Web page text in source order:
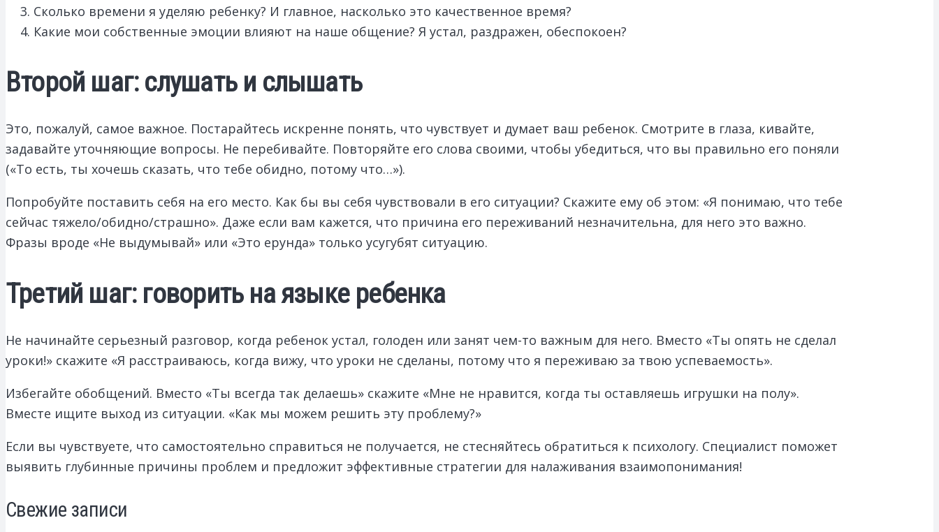
Сколько времени я уделяю ребенку? И главное, насколько это качественное время?
Какие мои собственные эмоции влияют на наше общение? Я устал, раздражен, обеспокоен?
Второй шаг: слушать и слышать
Это, пожалуй, самое важное. Постарайтесь искренне понять, что чувствует и думает ваш ребенок. Смотрите в глаза, кивайте,
задавайте уточняющие вопросы. Не перебивайте. Повторяйте его слова своими, чтобы убедиться, что вы правильно его поняли
(«То есть, ты хочешь сказать, что тебе обидно, потому что…»).
Попробуйте поставить себя на его место. Как бы вы себя чувствовали в его ситуации? Скажите ему об этом: «Я понимаю, что тебе
сейчас тяжело/обидно/страшно». Даже если вам кажется, что причина его переживаний незначительна, для него это важно.
Фразы вроде «Не выдумывай» или «Это ерунда» только усугубят ситуацию.
Третий шаг: говорить на языке ребенка
Не начинайте серьезный разговор, когда ребенок устал, голоден или занят чем-то важным для него. Вместо «Ты опять не сделал
уроки!» скажите «Я расстраиваюсь, когда вижу, что уроки не сделаны, потому что я переживаю за твою успеваемость».
Избегайте обобщений. Вместо «Ты всегда так делаешь» скажите «Мне не нравится, когда ты оставляешь игрушки на полу».
Вместе ищите выход из ситуации. «Как мы можем решить эту проблему?»
Если вы чувствуете, что самостоятельно справиться не получается, не стесняйтесь обратиться к психологу. Специалист поможет
выявить глубинные причины проблем и предложит эффективные стратегии для налаживания взаимопонимания!
Свежие записи